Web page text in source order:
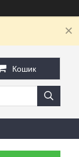
Кошик